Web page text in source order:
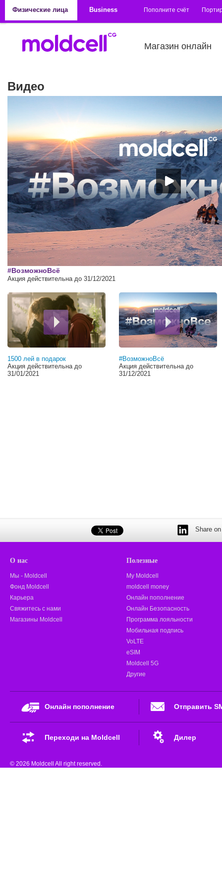
Физические лица
Business Пополните счёт
Магазин онлайн
Видео
00:00
#ВозможноВсё
Акция действительна до 31/12/2021
1500 лей в подарок
Акция действительна до
31/01/2021
#ВозможноВсё
Акция действительна до
31/12/2021
Share
О нас
Мы - Moldcell
Фонд Moldcell
Карьера
Свяжитесь с нами
Магазины Moldcell
Полезные
My Moldcell
moldcell money
Онлайн пополнение
Онлайн Безопасность
Программа лояльности
Мобильная подпись
VoLTE
eSIM
Moldcell 5G
Другие
Онлайн пополнение Отправить
Переходи на Moldcell Дилер
© 2026 Moldcell All right reserved.